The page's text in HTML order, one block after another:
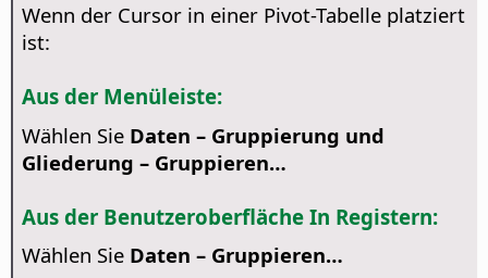
Wenn der Cursor in einer Pivot-Tabelle platziert
ist:
Aus der Menüleiste:
Wählen Sie Daten – Gruppierung und
Gliederung – Gruppieren…
Aus der Benutzeroberfläche In Registern:
Wählen Sie Daten – Gruppieren…